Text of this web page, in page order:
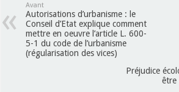
Avant
Autorisations d’urbanisme : le
Conseil d’Etat explique comment
mettre en oeuvre l’article L. 600-
5-1 du code de l’urbanisme
(régularisation des vices)
Préjudice
être